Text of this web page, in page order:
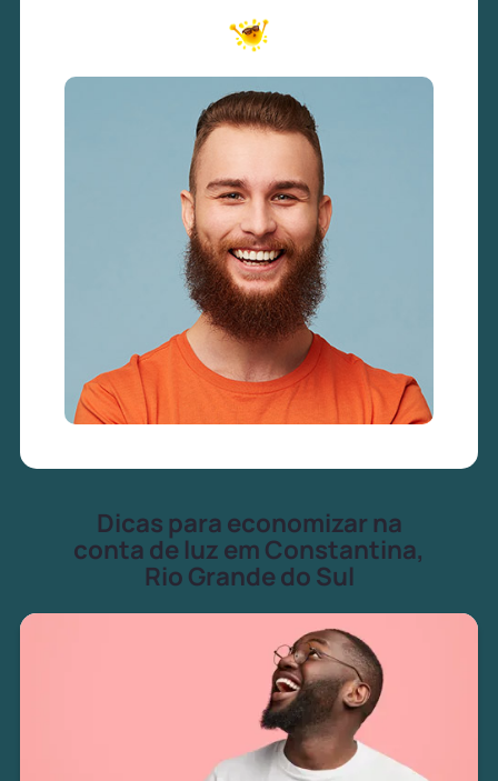
Dicas para economizar na
conta de luz em Constantina,
Rio Grande do Sul